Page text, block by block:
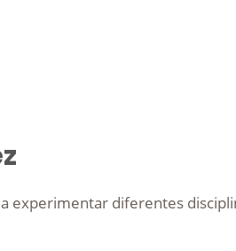
experimentar diferentes